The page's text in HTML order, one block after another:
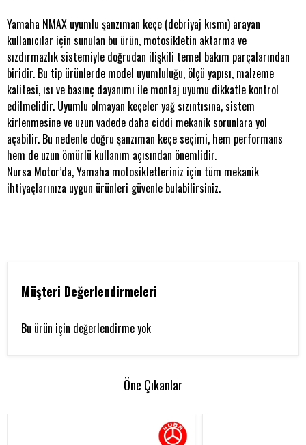
Yamaha NMAX uyumlu şanzıman keçe (debriyaj kısmı) arayan
kullanıcılar için sunulan bu ürün, motosikletin aktarma ve
sızdırmazlık sistemiyle doğrudan ilişkili temel bakım parçalarından
biridir. Bu tip ürünlerde model uyumluluğu, ölçü yapısı, malzeme
kalitesi, ısı ve basınç dayanımı ile montaj uyumu dikkatle kontrol
edilmelidir. Uyumlu olmayan keçeler yağ sızıntısına, sistem
kirlenmesine ve uzun vadede daha ciddi mekanik sorunlara yol
açabilir. Bu nedenle doğru şanzıman keçe seçimi, hem performans
hem de uzun ömürlü kullanım açısından önemlidir.
Nursa Motor’da, Yamaha motosikletleriniz için tüm mekanik
ihtiyaçlarınıza uygun ürünleri güvenle bulabilirsiniz.
Müşteri Değerlendirmeleri
Bu ürün için değerlendirme yok
Öne Çıkanlar